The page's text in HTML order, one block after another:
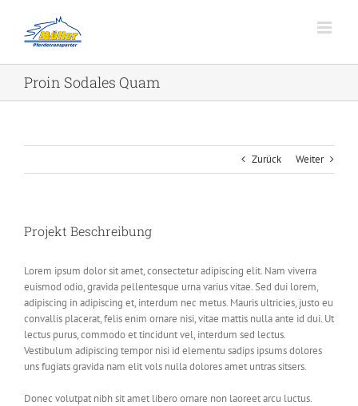
springen
Proin Sodales Quam
Zurück Weiter
Projekt Beschreibung
Lorem ipsum dolor sit amet, consectetur adipiscing elit. Nam viverra
euismod odio, gravida pellentesque urna varius vitae. Sed dui lorem,
adipiscing in adipiscing et, interdum nec metus. Mauris ultricies, justo eu
convallis placerat, felis enim ornare nisi, vitae mattis nulla ante id dui. Ut
lectus purus, commodo et tincidunt vel, interdum sed lectus.
Vestibulum adipiscing tempor nisi id elementu sadips ipsums dolores
uns fugiats gravida nam elit vols nulla dolores amet untras sitsers.
Donec volutpat nibh sit amet libero ornare non laoreet arcu luctus.